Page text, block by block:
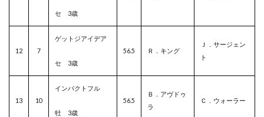
セ 3歳
12 7
ゲットジアイデア
セ 3歳
56.5 Ｒ．キング
Ｊ．サージェン
ト
13 10
インパクトフル
牡 3歳
56.5
Ｂ．アヴドゥ
ラ
Ｃ．ウォーラー